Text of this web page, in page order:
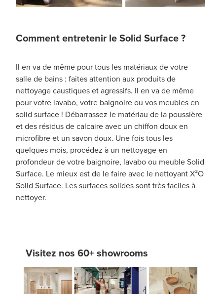
Comment entretenir le Solid Surface ?
Il en va de même pour tous les matériaux de votre
salle de bains : faites attention aux produits de
nettoyage caustiques et agressifs. Il en va de même
pour votre lavabo, votre baignoire ou vos meubles en
solid surface ! Débarrassez le matériau de la poussière
et des résidus de calcaire avec un chiffon doux en
microfibre et un savon doux. Une fois tous les
quelques mois, procédez à un nettoyage en
profondeur de votre baignoire, lavabo ou meuble Solid
Surface. Le mieux est de le faire avec le nettoyant X²O
Solid Surface. Les surfaces solides sont très faciles à
nettoyer.
Visitez nos 60+ showrooms